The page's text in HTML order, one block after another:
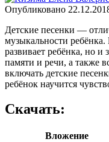
Опубликовано
Детские песенки —
музыкальности
развивает ребёнка, но и
памяти и речи, а также
включать детские
ребёнок научится
Скачать:
Вложение